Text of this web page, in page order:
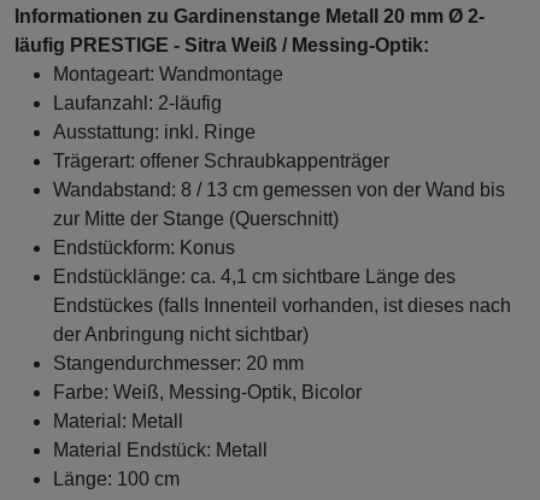
Informationen zu Gardinenstange Metall 20 mm Ø 2-
läufig PRESTIGE - Sitra Weiß / Messing-Optik:
Montageart: Wandmontage
Laufanzahl: 2-läufig
Ausstattung: inkl. Ringe
Trägerart: offener Schraubkappenträger
Wandabstand: 8 / 13 cm gemessen von der Wand bis
zur Mitte der Stange (Querschnitt)
Endstückform: Konus
Endstücklänge: ca. 4,1 cm sichtbare Länge des
Endstückes (falls Innenteil vorhanden, ist dieses nach
der Anbringung nicht sichtbar)
Stangendurchmesser: 20 mm
Farbe: Weiß, Messing-Optik, Bicolor
Material: Metall
Material Endstück: Metall
Länge: 100 cm